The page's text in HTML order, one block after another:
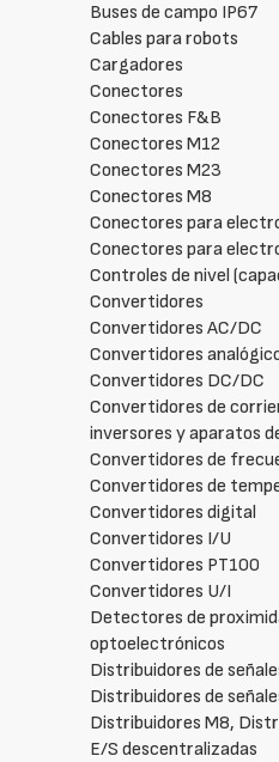
Buses de campo IP67
Cables para robots
Cargadores
Conectores
Conectores F&B
Conectores M12
Conectores M23
Conectores M8
Conectores para
Conectores para
Controles de nivel
Convertidores
Convertidores AC/DC
Convertidores
Convertidores DC/DC
Convertidores de
inversores y aparatos
Convertidores de
Convertidores de
Convertidores digital
Convertidores I/U
Convertidores PT100
Convertidores U/I
Detectores de
optoelectrónicos
Distribuidores de
Distribuidores de
Distribuidores M8,
E/S descentralizadas